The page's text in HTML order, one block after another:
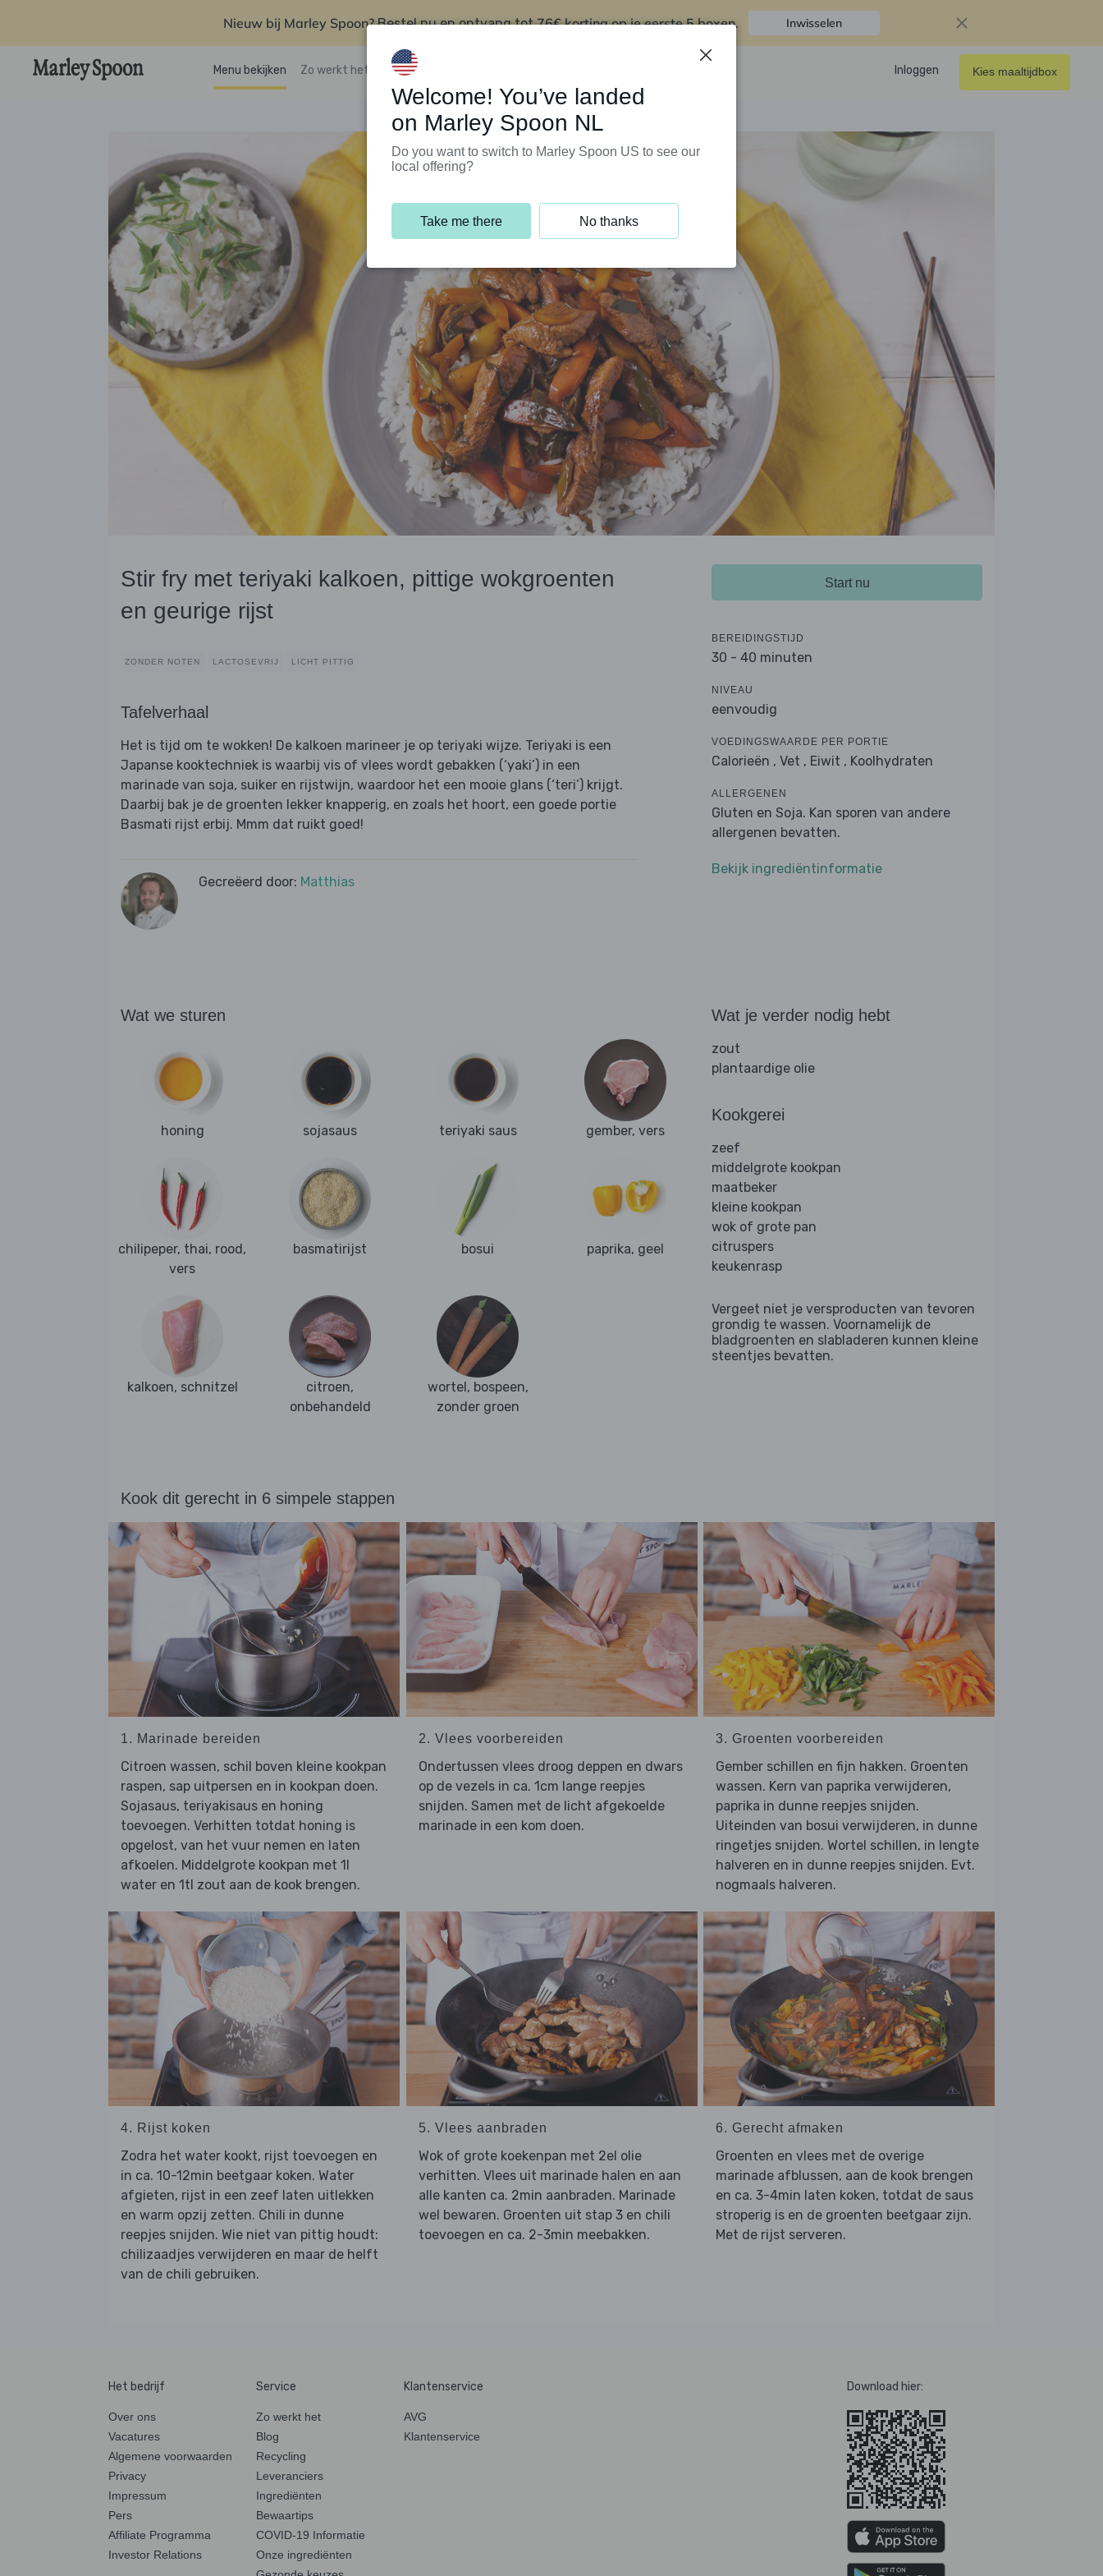
Nieuw bij Marley Spoon?Bestel nu en ontvang tot76€ korting op je eerste 5 boxen. Inwisselen
Menu bekijken Zo werkt het Klantenservice Inloggen Kies maaltijdbox
Stir fry met teriyaki kalkoen, pittige wokgroenten
en geurige rijst
ZONDER NOTEN LACTOSEVRIJ LICHT PITTIG
Tafelverhaal
Het is tijd om te wokken! De kalkoen marineer je op teriyaki wijze. Teriyaki is een
Japanse kooktechniek is waarbij vis of vlees wordt gebakken (‘yaki’) in een
marinade van soja, suiker en rijstwijn, waardoor het een mooie glans (‘teri’) krijgt.
Daarbij bak je de groenten lekker knapperig, en zoals het hoort, een goede portie
Basmati rijst erbij. Mmm dat ruikt goed!
Gecreëerd door: Matthias
Start nu
BEREIDINGSTIJD
30 - 40 minuten
NIVEAU
eenvoudig
VOEDINGSWAARDE PER PORTIE
Calorieën , Vet , Eiwit , Koolhydraten
ALLERGENEN
Gluten en Soja. Kan sporen van andere
allergenen bevatten.
Bekijk ingrediëntinformatie
Wat we sturen
honing sojasaus teriyaki saus gember, vers
chilipeper, thai, rood,
vers
basmatirijst bosui paprika, geel
kalkoen, schnitzel
citroen,
onbehandeld
wortel, bospeen,
zonder groen
Wat je verder nodig hebt
zout
plantaardige olie
Kookgerei
zeef
middelgrote kookpan
maatbeker
kleine kookpan
wok of grote pan
citruspers
keukenrasp
Vergeet niet je versproducten van tevoren
grondig te wassen. Voornamelijk de
bladgroenten en slabladeren kunnen kleine
steentjes bevatten.
Kook dit gerecht in 6 simpele stappen
1. Marinade bereiden
Citroen wassen, schil boven kleine kookpan
raspen, sap uitpersen en in kookpan doen.
Sojasaus, teriyakisaus en honing
toevoegen. Verhitten totdat honing is
opgelost, van het vuur nemen en laten
afkoelen. Middelgrote kookpan met 1l
water en 1tl zout aan de kook brengen.
2. Vlees voorbereiden
Ondertussen vlees droog deppen en dwars
op de vezels in ca. 1cm lange reepjes
snijden. Samen met de licht afgekoelde
marinade in een kom doen.
3. Groenten voorbereiden
Gember schillen en fijn hakken. Groenten
wassen. Kern van paprika verwijderen,
paprika in dunne reepjes snijden.
Uiteinden van bosui verwijderen, in dunne
ringetjes snijden. Wortel schillen, in lengte
halveren en in dunne reepjes snijden. Evt.
nogmaals halveren.
4. Rijst koken
Zodra het water kookt, rijst toevoegen en
in ca. 10-12min beetgaar koken. Water
afgieten, rijst in een zeef laten uitlekken
en warm opzij zetten. Chili in dunne
reepjes snijden. Wie niet van pittig houdt:
chilizaadjes verwijderen en maar de helft
van de chili gebruiken.
5. Vlees aanbraden
Wok of grote koekenpan met 2el olie
verhitten. Vlees uit marinade halen en aan
alle kanten ca. 2min aanbraden. Marinade
wel bewaren. Groenten uit stap 3 en chili
toevoegen en ca. 2-3min meebakken.
6. Gerecht afmaken
Groenten en vlees met de overige
marinade afblussen, aan de kook brengen
en ca. 3-4min laten koken, totdat de saus
stroperig is en de groenten beetgaar zijn.
Met de rijst serveren.
Het bedrijf
Over ons
Vacatures
Algemene voorwaarden
Privacy
Impressum
Pers
Affiliate Programma
Investor Relations
Service
Zo werkt het
Blog
Recycling
Leveranciers
Ingrediënten
Bewaartips
COVID-19 Informatie
Onze ingrediënten
Klantenservice
AVG
Klantenservice
Download hier:
Welcome! You’ve landed
on Marley Spoon NL
Do you want to switch to Marley Spoon US to see our
local offering?
Take me there No thanks